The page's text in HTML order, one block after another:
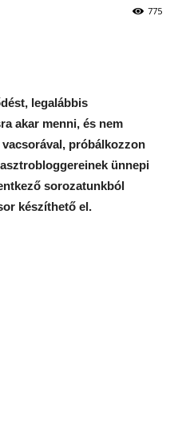
775
legalábbis
akar menni, és nem
próbálkozzon
ünnepi
sorozatunkból
készíthető el.